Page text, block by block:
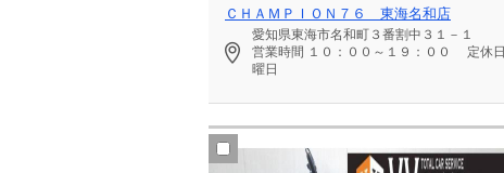
ＣＨＡＭＰＩＯＮ７６ 東海名和店
愛知県東海市名和町３番割中３１－１
営業時間 １０：００～１９：００ 定休日
曜日